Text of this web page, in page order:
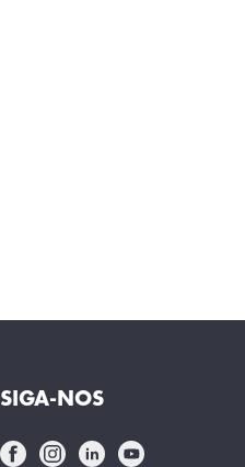
SIGA-NOS